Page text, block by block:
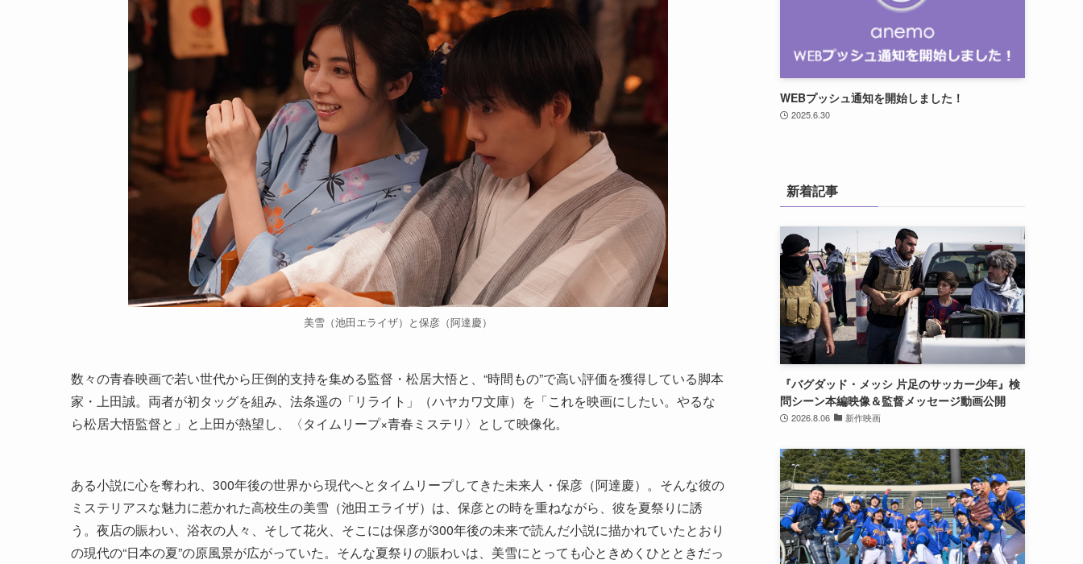
美雪（池田エライザ）と保彦（阿達慶）
数々の青春映画で若い世代から圧倒的支持を集める監督・松居大悟と、“時間もの”で高い評価を獲得している脚本
家・上田誠。両者が初タッグを組み、法条遥の「リライト」（ハヤカワ文庫）を「これを映画にしたい。やるな
ら松居大悟監督と」と上田が熱望し、〈タイムリープ×青春ミステリ〉として映像化。
ある小説に心を奪われ、300年後の世界から現代へとタイムリープしてきた未来人・保彦（阿達慶）。そんな彼の
ミステリアスな魅力に惹かれた高校生の美雪（池田エライザ）は、保彦との時を重ねながら、彼を夏祭りに誘
う。夜店の賑わい、浴衣の人々、そして花火、そこには保彦が300年後の未来で読んだ小説に描かれていたとおり
の現代の“日本の夏”の原風景が広がっていた。そんな夏祭りの賑わいは、美雪にとっても心ときめくひとときだっ
WEBプッシュ通知を開始しました！
2025.6.30
新着記事
『バグダッド・メッシ 片足のサッカー少年』検
問シーン本編映像＆監督メッセージ動画公開
2026.8.06 新作映画